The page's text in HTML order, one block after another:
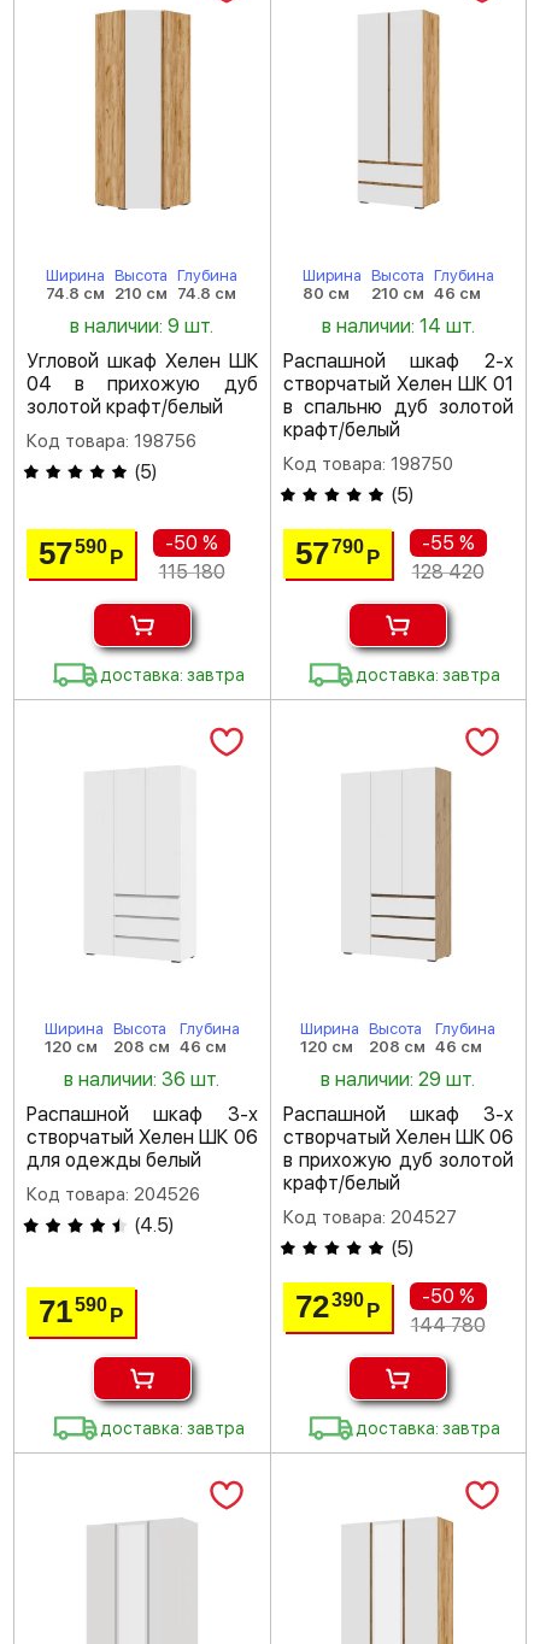
Ширина
74.8 см
Высота
210 см
Глубина
74.8 см
в наличии: 9 шт.
Угловой шкаф Хелен ШК
04 в прихожую дуб
золотой крафт/белый
Код товара: 198756
(5)
57590Р
-50 %
115 180
доставка: завтра
Ширина
80 см
Высота
210 см
Глубина
46 см
в наличии: 14 шт.
Распашной шкаф 2-х
створчатый Хелен ШК 01
в спальню дуб золотой
крафт/белый
Код товара: 198750
(5)
57790 Р
-55 %
128 420
доставка: завтра
Ширина
120 см
Высота
208 см
Глубина
46 см
в наличии: 36 шт.
Распашной шкаф 3-х
створчатый Хелен ШК 06
для одежды белый
Код товара: 204526
(4.5)
71590Р
доставка: завтра
Ширина
120 см
Высота
208 см
Глубина
46 см
в наличии: 29 шт.
Распашной шкаф 3-х
створчатый Хелен ШК 06
в прихожую дуб золотой
крафт/белый
Код товара: 204527
(5)
72390 Р
-50 %
144 780
доставка: завтра